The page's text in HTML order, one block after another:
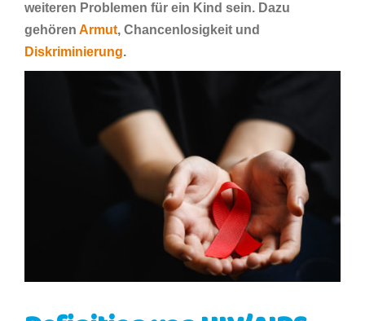
weiteren Problemen für ein Kind sein. Dazu
gehören Armut, Chancenlosigkeit und
Diskriminierung.